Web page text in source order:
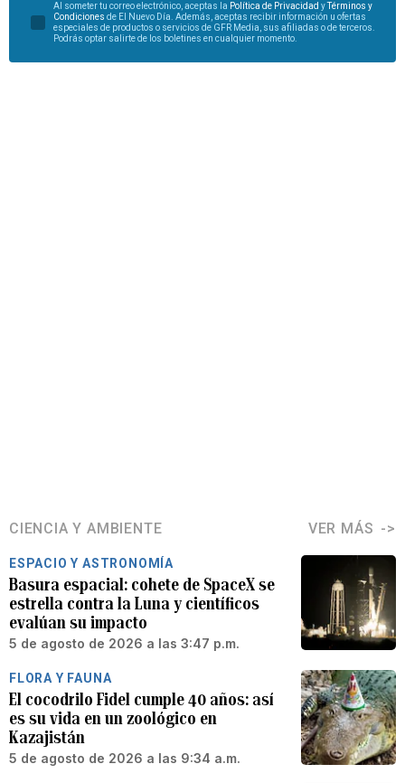
Al someter tu correo electrónico, aceptas la Política de Privacidad yTérminos y
Condiciones de El Nuevo Día. Además, aceptas recibir información u ofertas
especiales de productos o servicios de GFR Media, sus afiliadas o de terceros.
Podrás optar salirte de los boletines en cualquier momento.
CIENCIA Y AMBIENTE VER MÁS
ESPACIO Y ASTRONOMÍA
Basura espacial: cohete de SpaceX se
estrella contra la Luna y científicos
evalúan su impacto
5 de agosto de 2026 a las 3:47 p.m.
FLORA Y FAUNA
El cocodrilo Fidel cumple 40 años: así
es su vida en un zoológico en
Kazajistán
5 de agosto de 2026 a las 9:34 a.m.